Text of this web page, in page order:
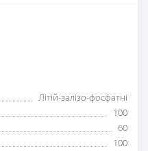
Літій-залізо-фосфатні
100
60
100